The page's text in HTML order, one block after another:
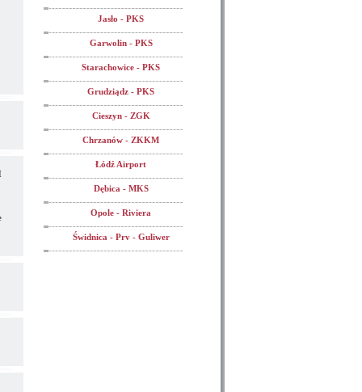
Jasło - PKS
Garwolin - PKS
Starachowice - PKS
Grudziądz - PKS
Cieszyn - ZGK
Chrzanów - ZKKM
Łódź Airport
Dębica - MKS
Opole - Riviera
Świdnica - Prv - Guliwer